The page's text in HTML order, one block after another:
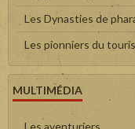
Les Dynasties de
Les pionniers du
MULTIMÉDIA
Les aventuriers